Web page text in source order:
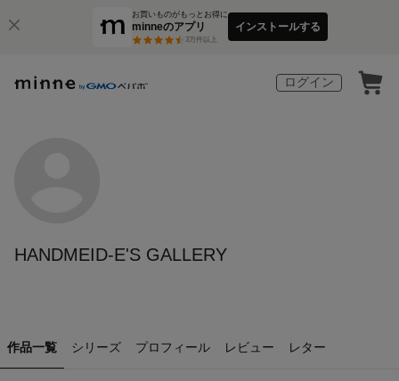
お買いものがもっとお得に
minneのアプリ
3万件以上
インストールする
ログイン
HANDMEID-E'S GALLERY
作品一覧 シリーズ プロフィール レビュー レター